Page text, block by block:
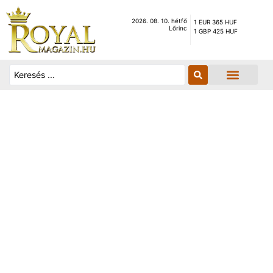
2026. 08. 10. hétfő
Lőrinc
1 EUR 365 HUF
1 GBP 425 HUF